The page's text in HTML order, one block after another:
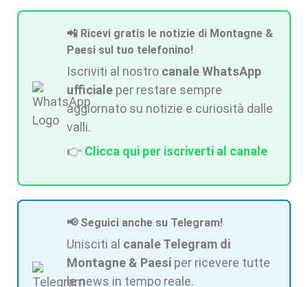
📲 Ricevi gratis le notizie di Montagne &
Paesi sul tuo telefonino!
Iscriviti al nostro canale WhatsApp
ufficiale per restare sempre
aggiornato su notizie e curiosità dalle
valli.
👉 Clicca qui per iscriverti al canale
📢 Seguici anche su Telegram!
Unisciti al canale Telegram di
Montagne & Paesi per ricevere tutte
le news in tempo reale.